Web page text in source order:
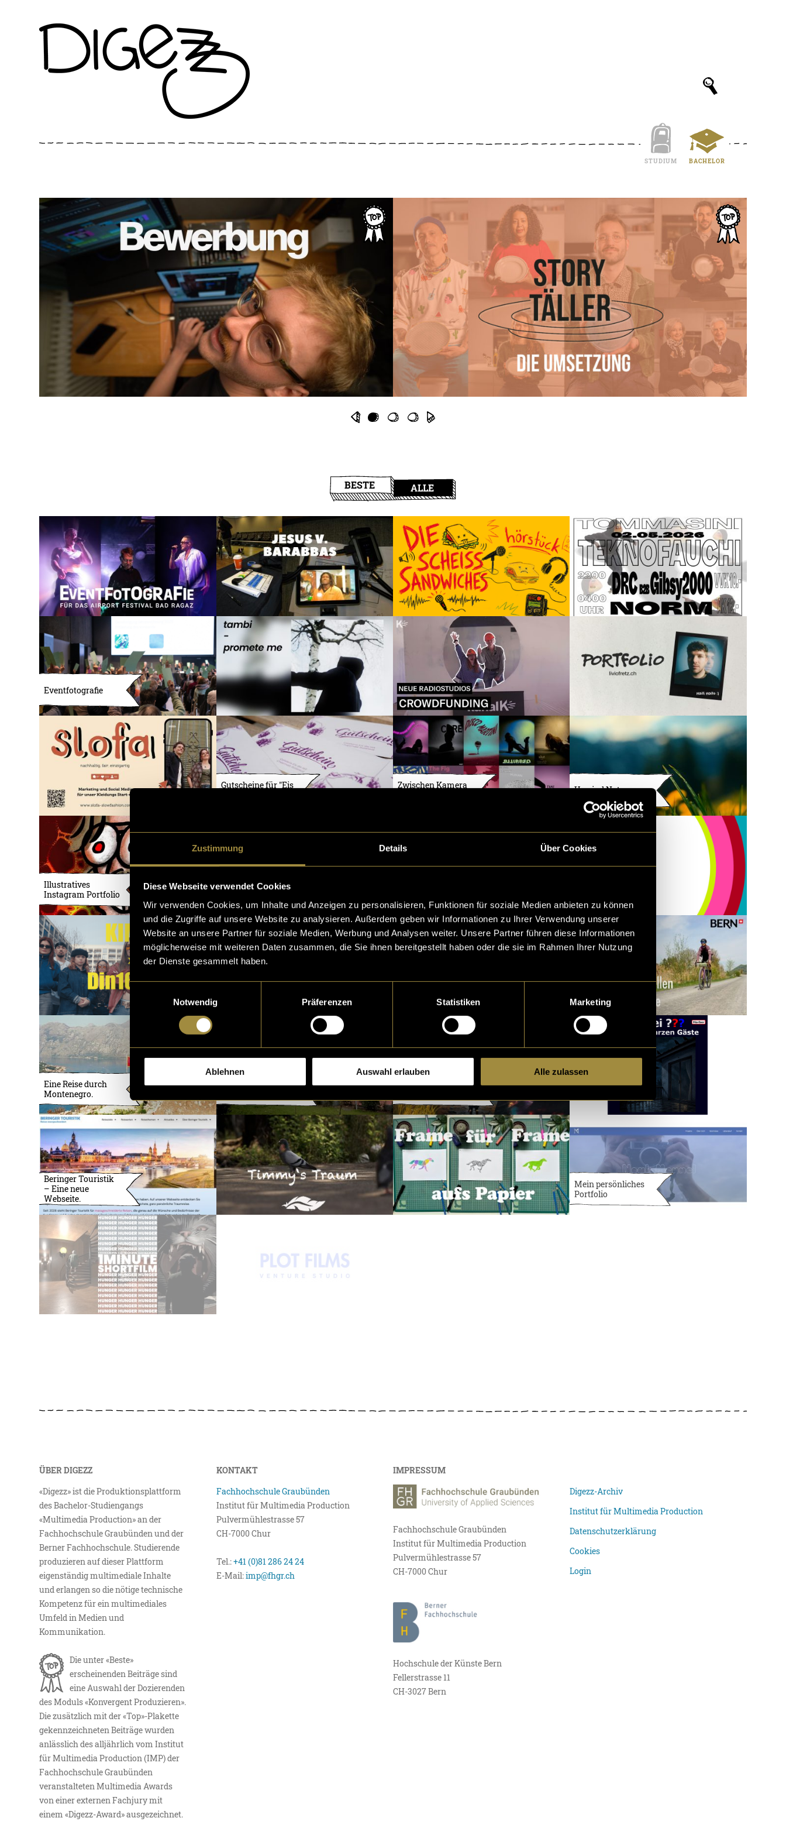
Zustimmung Details Über Cookies
Diese Webseite verwendet Cookies
Wir verwenden Cookies, um Inhalte und Anzeigen zu personalisieren, Funktionen für soziale Medien anbieten zu können
und die Zugriffe auf unsere Website zu analysieren. Außerdem geben wir Informationen zu Ihrer Verwendung unserer
Website an unsere Partner für soziale Medien, Werbung und Analysen weiter. Unsere Partner führen diese Informationen
möglicherweise mit weiteren Daten zusammen, die Sie ihnen bereitgestellt haben oder die sie im Rahmen Ihrer Nutzung
der Dienste gesammelt haben.
Einwilligungsauswahl
Notwendig
Präferenzen Statistiken Marketing
Ablehnen Auswahl erlauben Alle zulassen
STUDIUM BACHELOR
BESTE ALLE
Eventfotografie
Gutscheine für "Eis
Zwischen Kamera
Unwind Nature
Illustratives
Instagram Portfolio
Vom Sieb zum T-
Eine Reise durch
Montenegro.
Aufwärm Übung
Local AI
Beringer Touristik
– Eine neue
Webseite.
Mein persönliches
Portfolio
ÜBER DIGEZZ
«Digezz» ist die Produktionsplattform
des Bachelor-Studiengangs
«Multimedia Production» an der
Fachhochschule Graubünden und der
Berner Fachhochschule. Studierende
produzieren auf dieser Plattform
eigenständig multimediale Inhalte
und erlangen so die nötige technische
Kompetenz für ein multimediales
Umfeld in Medien und
Kommunikation.
Die unter «Beste»
erscheinenden Beiträge sind
eine Auswahl der Dozierenden
des Moduls «Konvergent Produzieren».
Die zusätzlich mit der «Top»-Plakette
gekennzeichneten Beiträge wurden
anlässlich des alljährlich vom Institut
für Multimedia Production (IMP) der
Fachhochschule Graubünden
veranstalteten Multimedia Awards
von einer externen Fachjury mit
einem «Digezz-Award» ausgezeichnet.
KONTAKT
Fachhochschule Graubünden
Institut für Multimedia Production
Pulvermühlestrasse 57
CH-7000 Chur
Tel.:+41 (0)81 286 24 24
E-Mail:imp@fhgr.ch
IMPRESSUM
Fachhochschule Graubünden
Institut für Multimedia Production
Pulvermühlestrasse 57
CH-7000 Chur
Hochschule der Künste Bern
Fellerstrasse 11
CH-3027 Bern
Digezz-Archiv
Institut für Multimedia Production
Datenschutzerklärung
Cookies
Login